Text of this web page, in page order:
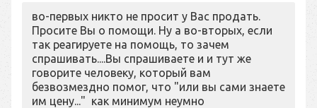
во-первых никто не просит у Вас продать.
Просите Вы о помощи. Ну а во-вторых, если
так реагируете на помощь, то зачем
спрашивать....Вы спрашиваете и и тут же
говорите человеку, который вам
безвозмездно помог, что "или вы сами знаете
им цену..." как минимум неумно